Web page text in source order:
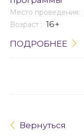
Место проведения:
Возраст : 16+
ПОДРОБНЕЕ
Вернуться